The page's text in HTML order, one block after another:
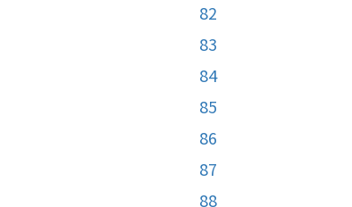
82
83
84
85
86
87
88